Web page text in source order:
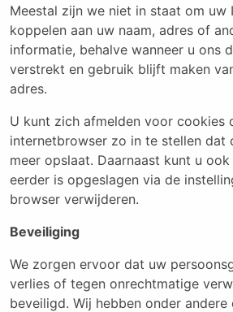
Meestal zijn we niet in staat om uw
koppelen aan uw naam, adres of
informatie, behalve wanneer u ons
verstrekt en gebruik blijft maken
adres.
U kunt zich afmelden voor cookies
internetbrowser zo in te stellen dat
meer opslaat. Daarnaast kunt u
eerder is opgeslagen via de
browser verwijderen.
Beveiliging
We zorgen ervoor dat uw
verlies of tegen onrechtmatige
beveiligd. Wij hebben onder andere